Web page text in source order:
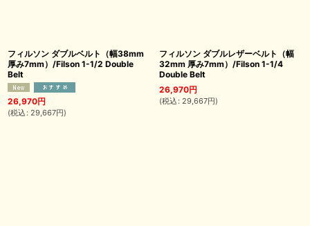
フィルソン ダブルベルト（幅38mm
厚み7mm）/Filson 1-1/2 Double
Belt
26,970円
(税込 : 29,667円)
フィルソン ダブルレザーベルト（幅
32mm 厚み7mm）/Filson 1-1/4
Double Belt
26,970円
(税込 : 29,667円)